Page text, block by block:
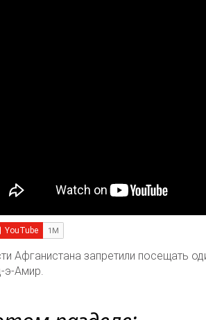
Афганистана запретили посещать
э-Амир.